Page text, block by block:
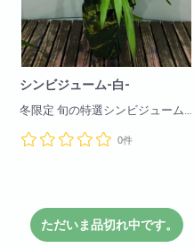
シンビジューム-白-
冬限定 旬の特選シンビジューム
11月末～1月末までの期間限定に
下さい。
凛と咲く華やかなボリュームの
0件
ただいま品切れ中です。